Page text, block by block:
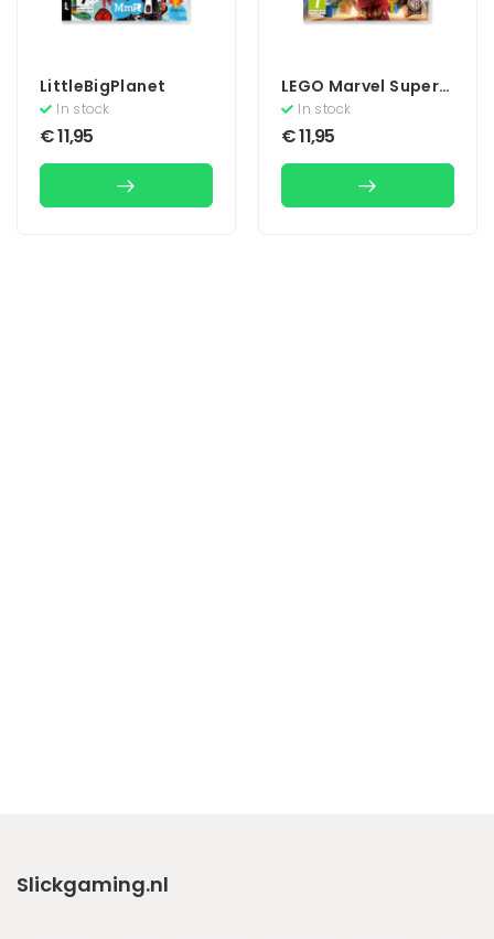
LittleBigPlanet
In stock
€11,95
LEGO Marvel Super
Heroes
In stock
€11,95
Slickgaming.nl